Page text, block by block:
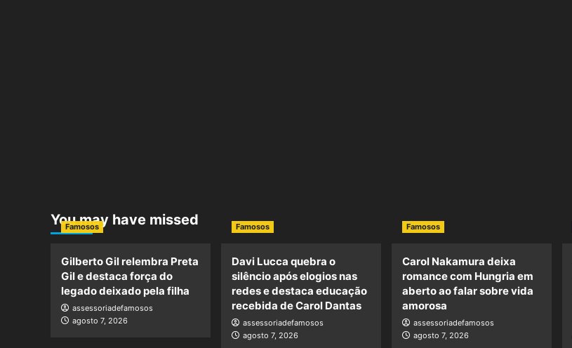
You may have missed
Famosos
Gilberto Gil relembra Preta
Gil e destaca força do
legado deixado pela filha
assessoriadefamosos
agosto 7, 2026
Famosos
Davi Lucca quebra o
silêncio após elogios nas
redes e destaca educação
recebida de Carol Dantas
assessoriadefamosos
agosto 7, 2026
Famosos
Carol Nakamura deixa
romance com Hungria em
aberto ao falar sobre vida
amorosa
assessoriadefamosos
agosto 7, 2026